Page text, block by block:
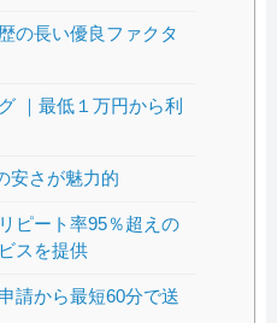
の長い優良ファクタ
｜最低１万円から利
安さが魅力的
ピート率95％超えの
スを提供
請から最短60分で送